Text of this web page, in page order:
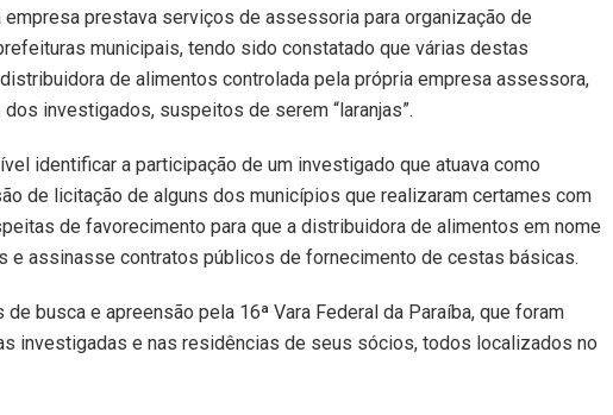
prestava serviços de assessoria para organização de
municipais, tendo sido constatado que várias destas
de alimentos controlada pela própria empresa assessora,
investigados, suspeitos de serem “laranjas”.
identificar a participação de um investigado que atuava como
de licitação de alguns dos municípios que realizaram certames com
de favorecimento para que a distribuidora de alimentos em nome
assinasse contratos públicos de fornecimento de cestas básicas.
busca e apreensão pela 16ª Vara Federal da Paraíba, que foram
investigadas e nas residências de seus sócios, todos localizados no